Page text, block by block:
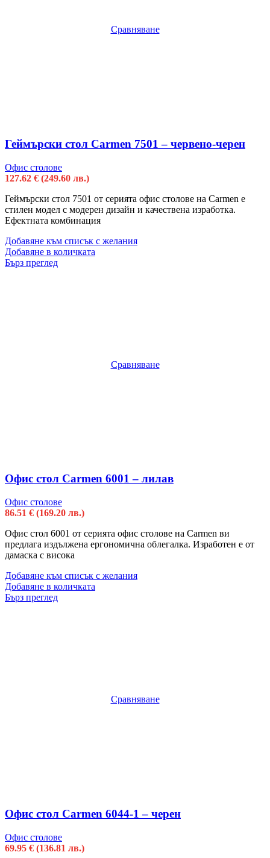
Сравняване
Геймърски стол Carmen 7501 – червено-черен
Офис столове
127.62 € (249.60 лв.)
Геймърски стол 7501 от серията офис столове на Carmen е
стилен модел с модерен дизайн и качествена изработка.
Ефектната комбинация
Добавяне към списък с желания
Добавяне в количката
Бърз преглед
Сравняване
Офис стол Carmen 6001 – лилав
Офис столове
86.51 € (169.20 лв.)
Офис стол 6001 от серията офис столове на Carmen ви
предлага издължена ергономична облегалка. Изработен е от
дамаска с висока
Добавяне към списък с желания
Добавяне в количката
Бърз преглед
Сравняване
Офис стол Carmen 6044-1 – черен
Офис столове
69.95 € (136.81 лв.)